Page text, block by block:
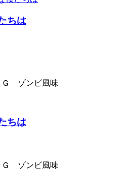
ちは
Ｇ ゾンビ風味
ちは
Ｇ ゾンビ風味